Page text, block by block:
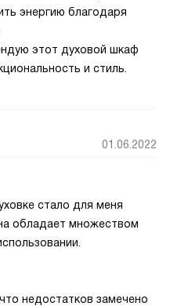
энергию благодаря
этот духовой шкаф
и стиль.
01.06.2022
стало для меня
обладает множеством
недостатков замечено